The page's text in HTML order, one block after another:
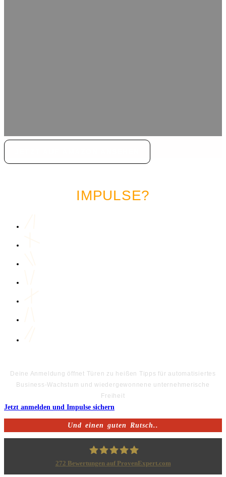
IMPULSE?
Deine Anmeldung öffnet Türen zu heißen Tipps für automatisiertes
Business-Wachstum und wiedergewonnene unternehmerische
Freiheit
Jetzt anmelden und Impulse sichern
Und einen guten Rutsch..
272 Bewertungen auf ProvenExpert.com